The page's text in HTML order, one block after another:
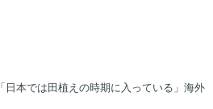
「日本では田植えの時期に入っている」海外